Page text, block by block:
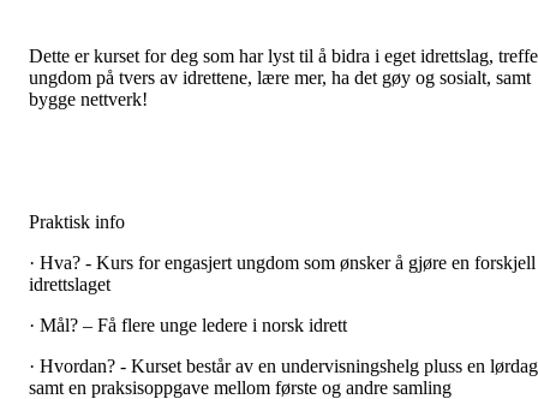
Dette er kurset for deg som har lyst til å bidra i eget idrettslag, treffe
ungdom på tvers av idrettene, lære mer, ha det gøy og sosialt, samt
bygge nettverk!
Praktisk info
· Hva? - Kurs for engasjert ungdom som ønsker å gjøre en
idrettslaget
· Mål? – Få flere unge ledere i norsk idrett
· Hvordan? - Kurset består av en undervisningshelg pluss en
samt en praksisoppgave mellom første og andre samling